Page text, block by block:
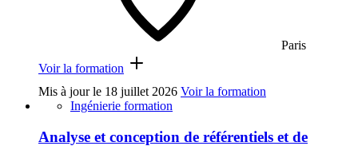
Paris
Voir la formation
Mis à jour le 18 juillet 2026 Voir la formation
Ingénierie formation
Analyse et conception de référentiels et de